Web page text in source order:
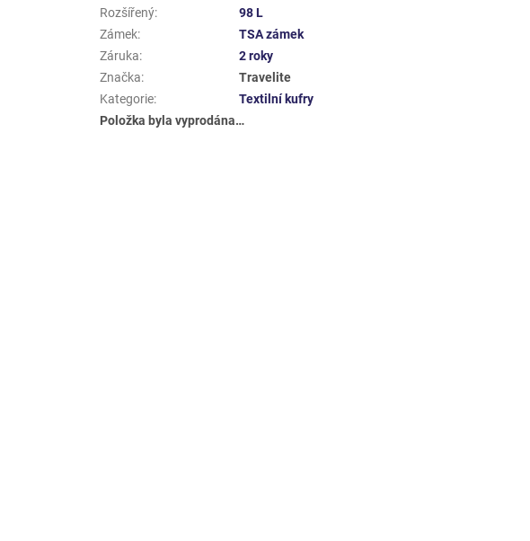
Rozšířený:
98 L
Zámek:
TSA zámek
Záruka:
2 roky
Značka:
Travelite
Kategorie:
Textilní kufry
Položka byla vyprodána…